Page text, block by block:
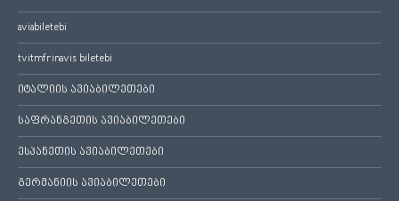
aviabiletebi
tvitmfrinavis biletebi
იტალიის ავიაბილეთები
საფრანგეთის ავიაბილეთები
ესპანეთის ავიაბილეთები
გერმანიის ავიაბილეთები